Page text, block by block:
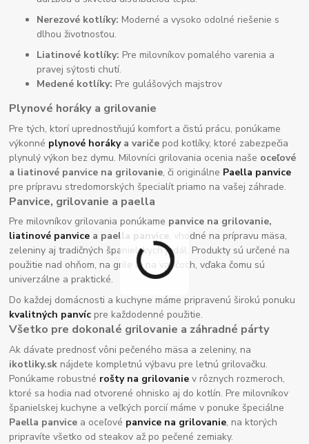
Nerezové kotlíky: Moderné a vysoko odolné riešenie s
dlhou životnosťou.
Liatinové kotlíky: Pre milovníkov pomalého varenia a
pravej sýtosti chutí.
Medené kotlíky: Pre gulášových majstrov
Plynové horáky a grilovanie
Pre tých, ktorí uprednostňujú komfort a čistú prácu, ponúkame
výkonné plynové horákya variče pod kotlíky, ktoré zabezpečia
plynulý výkon bez dymu. Milovníci grilovania ocenia naše oceľové
a liatinové panvice na grilovanie, či originálne Paella panvice
pre prípravu stredomorských špecialít priamo na vašej záhrade.
Panvice, grilovanie a paella
Pre milovníkov grilovania ponúkame panvice na grilovanie,
liatinové panvice a paella panvice, vhodné na prípravu mäsa,
zeleniny aj tradičných španielskych jedál. Produkty sú určené na
použitie nad ohňom, na grile aj na varičoch, vďaka čomu sú
univerzálne a praktické.
Do každej domácnosti a kuchyne máme pripravenú širokú ponuku
kvalitných panvíc pre každodenné použitie.
Všetko pre dokonalé grilovanie a záhradné párty
Ak dávate prednosť vôni pečeného mäsa a zeleniny, na
ikotliky.sk nájdete kompletnú výbavu pre letnú grilovačku.
Ponúkame robustné rošty na grilovanie v rôznych rozmeroch,
ktoré sa hodia nad otvorené ohnisko aj do kotlín. Pre milovníkov
španielskej kuchyne a veľkých porcií máme v ponuke špeciálne
Paella panvice a oceľové panvice na grilovanie, na ktorých
pripravíte všetko od steakov až po pečené zemiaky.